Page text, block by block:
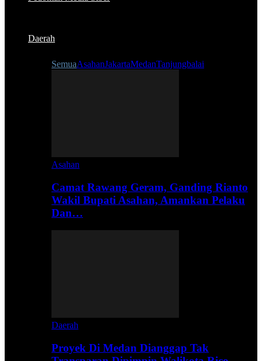
Daerah
SemuaAsahanJakartaMedanTanjungbalai
Asahan
Camat Rawang Geram, Ganding Rianto
Wakil Bupati Asahan, Amankan Pelaku
Dan…
Daerah
Proyek Di Medan Dianggap Tak